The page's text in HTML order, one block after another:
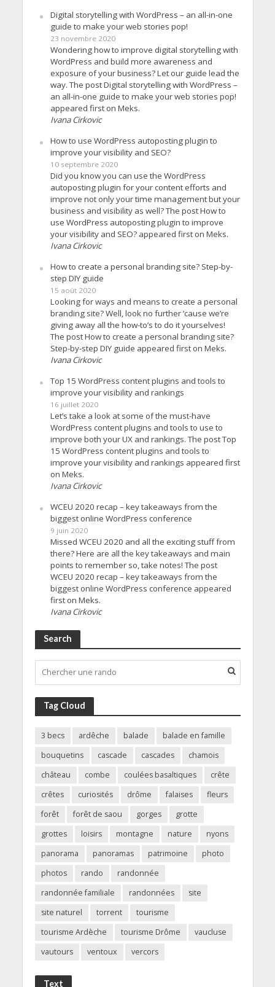
Digital storytelling with WordPress – an all-in-one
guide to make your web stories pop!
23 novembre 2020
Wondering how to improve digital storytelling with
WordPress and build more awareness and
exposure of your business? Let our guide lead the
way. The post Digital storytelling with WordPress –
an all-in-one guide to make your web stories pop!
appeared first on Meks.
Ivana Cirkovic
How to use WordPress autoposting plugin to
improve your visibility and SEO?
10 septembre 2020
Did you know you can use the WordPress
autoposting plugin for your content efforts and
improve not only your time management but your
business and visibility as well? The post How to
use WordPress autoposting plugin to improve
your visibility and SEO? appeared first on Meks.
Ivana Cirkovic
How to create a personal branding site? Step-by-
step DIY guide
15 août 2020
Looking for ways and means to create a personal
branding site? Well, look no further ’cause we’re
giving away all the how-to’s to do it yourselves!
The post How to create a personal branding site?
Step-by-step DIY guide appeared first on Meks.
Ivana Cirkovic
Top 15 WordPress content plugins and tools to
improve your visibility and rankings
16 juillet 2020
Let’s take a look at some of the must-have
WordPress content plugins and tools to use to
improve both your UX and rankings. The post Top
15 WordPress content plugins and tools to
improve your visibility and rankings appeared first
on Meks.
Ivana Cirkovic
WCEU 2020 recap – key takeaways from the
biggest online WordPress conference
9 juin 2020
Missed WCEU 2020 and all the exciting stuff from
there? Here are all the key takeaways and main
points to remember so, take notes! The post
WCEU 2020 recap – key takeaways from the
biggest online WordPress conference appeared
first on Meks.
Ivana Cirkovic
Search
Tag Cloud
3 becs ardêche balade
balade en famille
bouquetins
cascade cascades
chamois
château
combe coulées basaltiques
crête
crêtes
curiosités drôme falaises
fleurs
forêt
forêt de saou gorges
grotte
grottes
loisirs montagne nature
nyons
panorama
panoramas patrimoine
photo
photos
rando
randonnée
randonnée familiale
randonnées
site
site naturel
torrent
tourisme
tourisme Ardèche
tourisme Drôme
vaucluse
vautours
ventoux vercors
Text